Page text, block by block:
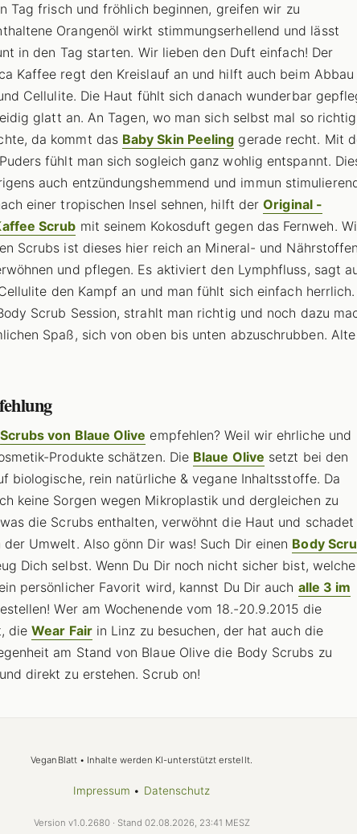
Tag frisch und fröhlich beginnen, greifen wir zu
Orangenöl wirkt stimmungserhellend und lässt
in den Tag starten. Wir lieben den Duft einfach! Der
Kaffee regt den Kreislauf an und hilft auch beim Abbau
Cellulite. Die Haut fühlt sich danach wunderbar
glatt an. An Tagen, wo man sich selbst mal so richtig
da kommt das Baby Skin Peeling gerade recht. Mit
fühlt man sich sogleich ganz wohlig entspannt.
auch entzündungshemmend und immun
einer tropischen Insel sehnen, hilft derOriginal -
Scrub mit seinem Kokosduft gegen das Fernweh.
Scrubs ist dieses hier reich an Mineral- und
und pflegen. Es aktiviert den Lymphfluss, sagt
den Kampf an und man fühlt sich einfach herrlich.
Scrub Session, strahlt man richtig und noch dazu
Spaß, sich von oben bis unten abzuschrubben. Alte
Scrubs von Blaue Olive empfehlen? Weil wir ehrliche und
Produkte schätzen. Die Blaue Olive setzt bei den
biologische, rein natürliche & vegane Inhaltsstoffe. Da
keine Sorgen wegen Mikroplastik und dergleichen zu
die Scrubs enthalten, verwöhnt die Haut und schadet
Umwelt. Also gönn Dir was! Such Dir einen Body
Dich selbst. Wenn Du Dir noch nicht sicher bist, welche
persönlicher Favorit wird, kannst Du Dir auch alle 3 im
Wer am Wochenende vom 18.-20.9.2015 die
dieWear Fairin Linz zu besuchen, der hat auch die
am Stand von Blaue Olive die Body Scrubs zu
direkt zu erstehen. Scrub on!
VeganBlatt • Inhalte werden KI-unterstützt erstellt.
Impressum • Datenschutz
Version v1.0.2680 · Stand 02.08.2026, 23:41 MESZ